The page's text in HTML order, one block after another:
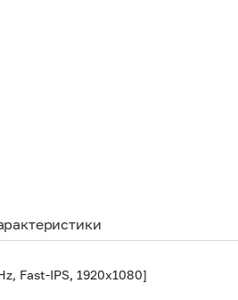
Fast-IPS, 1920x1080]